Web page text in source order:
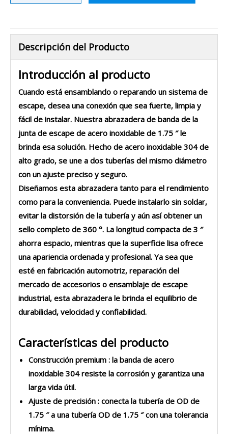
Descripción del Producto
Introducción al producto
Cuando está ensamblando o reparando un sistema de
escape, desea una conexión que sea fuerte, limpia y
fácil de instalar. Nuestra abrazadera de banda de la
junta de escape de acero inoxidable de 1.75 ″le
brinda esa solución. Hecho de acero inoxidable 304 de
alto grado, se une a dos tuberías del mismo diámetro
con un ajuste preciso y seguro.
Diseñamos esta abrazadera tanto para el rendimiento
como para la conveniencia. Puede instalarlo sin soldar,
evitar la distorsión de la tubería y aún así obtener un
sello completo de 360 ​​°. La longitud compacta de 3 ″
ahorra espacio, mientras que la superficie lisa ofrece
una apariencia ordenada y profesional. Ya sea que
esté en fabricación automotriz, reparación del
mercado de accesorios o ensamblaje de escape
industrial, esta abrazadera le brinda el equilibrio de
durabilidad, velocidad y confiabilidad.
Características del producto
Construcción premium : la banda de acero
inoxidable 304 resiste la corrosión y garantiza una
larga vida útil.
Ajuste de precisión : conecta la tubería de OD de
1.75 ″ a una tubería OD de 1.75 ″ con una tolerancia
mínima.